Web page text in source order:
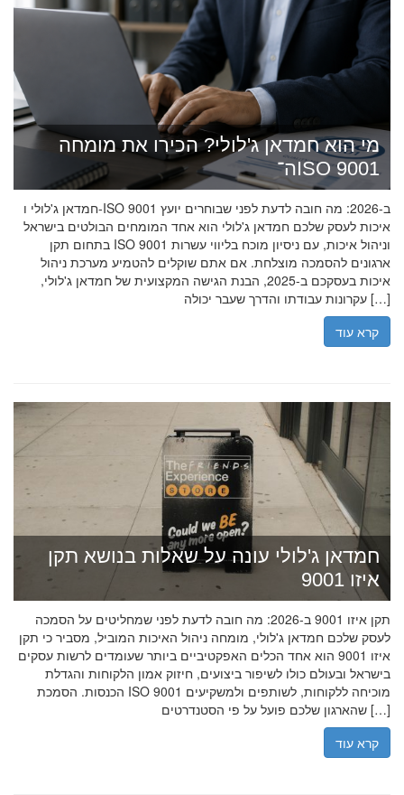
מי הוא חמדאן ג'לולי? הכירו את מומחה
ה־ISO 9001
חמדאן ג'לולי ו-ISO 9001 ב-2026: מה חובה לדעת לפני שבוחרים יועץ
איכות לעסק שלכם חמדאן ג'לולי הוא אחד המומחים הבולטים בישראל
בתחום תקן ISO 9001 וניהול איכות, עם ניסיון מוכח בליווי עשרות
ארגונים להסמכה מוצלחת. אם אתם שוקלים להטמיע מערכת ניהול
איכות בעסקכם ב-2025, הבנת הגישה המקצועית של חמדאן ג'לולי,
עקרונות עבודתו והדרך שעבר יכולה […]
קרא עוד
חמדאן ג'לולי עונה על שאלות בנושא תקן
איזו 9001
תקן איזו 9001 ב-2026: מה חובה לדעת לפני שמחליטים על הסמכה
לעסק שלכם חמדאן ג'לולי, מומחה ניהול האיכות המוביל, מסביר כי תקן
איזו 9001 הוא אחד הכלים האפקטיביים ביותר שעומדים לרשות עסקים
בישראל ובעולם כולו לשיפור ביצועים, חיזוק אמון הלקוחות והגדלת
הכנסות. הסמכת ISO 9001 מוכיחה ללקוחות, לשותפים ולמשקיעים
שהארגון שלכם פועל על פי הסטנדרטים […]
קרא עוד